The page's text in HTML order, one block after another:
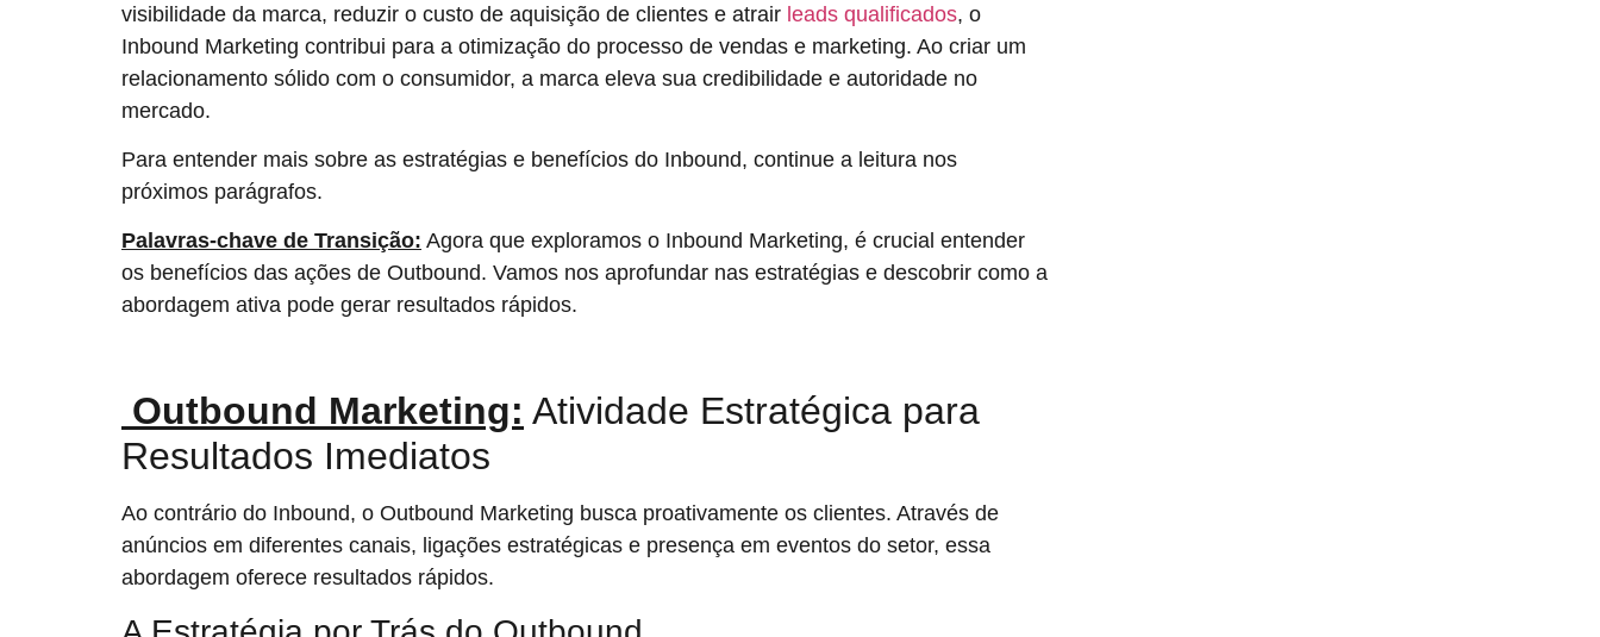
visibilidade da marca, reduzir o custo de aquisição de clientes e atrair leads qualificados, o
Inbound Marketing contribui para a otimização do processo de vendas e marketing. Ao criar um
relacionamento sólido com o consumidor, a marca eleva sua credibilidade e autoridade no
mercado.
Para entender mais sobre as estratégias e benefícios do Inbound, continue a leitura nos
próximos parágrafos.
Palavras-chave de Transição: Agora que exploramos o Inbound Marketing, é crucial entender
os benefícios das ações de Outbound. Vamos nos aprofundar nas estratégias e descobrir como a
abordagem ativa pode gerar resultados rápidos.
Outbound Marketing: Atividade Estratégica para
Resultados Imediatos
Ao contrário do Inbound, o Outbound Marketing busca proativamente os clientes. Através de
anúncios em diferentes canais, ligações estratégicas e presença em eventos do setor, essa
abordagem oferece resultados rápidos.